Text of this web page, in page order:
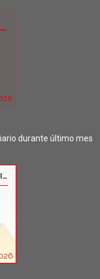
durante último mes